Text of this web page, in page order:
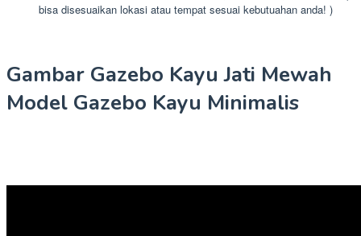
bisa disesuaikan lokasi atau tempat sesuai kebutuahan anda! )
Gambar Gazebo Kayu Jati Mewah
Model Gazebo Kayu Minimalis